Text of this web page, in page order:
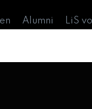
Alumni LiS